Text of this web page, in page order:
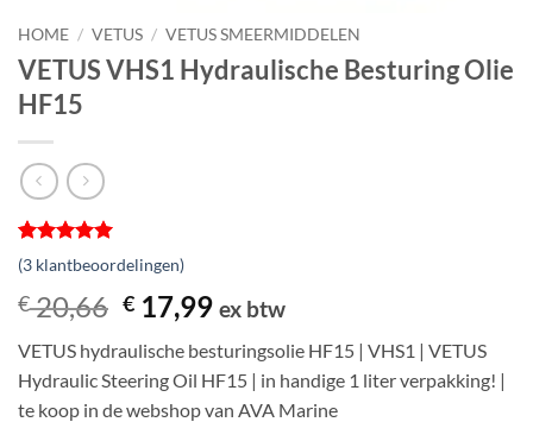
HOME / VETUS / VETUS SMEERMIDDELEN
VETUS VHS1 Hydraulische Besturing Olie
HF15
Gewaardeerd
5op 5
gebaseerd
op
3
(3 klantbeoordelingen)
€20,66 Oorspronkelijke
prijs
was:
€ 20,66.
€ 17,99Huidige
is:
€ 17,99.
ex btw
VETUS hydraulische besturingsolie HF15 | VHS1 | VETUS
Hydraulic Steering Oil HF15 | in handige 1 liter verpakking! |
te koop in de webshop van AVA Marine